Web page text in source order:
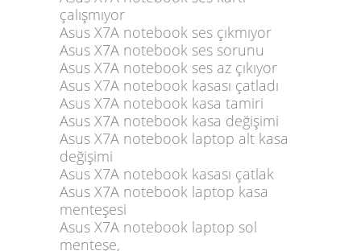
çalışmıyor
Asus X7A notebook ses çıkmıyor
Asus X7A notebook ses sorunu
Asus X7A notebook ses az çıkıyor
Asus X7A notebook kasası çatladı
Asus X7A notebook kasa tamiri
Asus X7A notebook kasa değişimi
Asus X7A notebook laptop alt kasa
değişimi
Asus X7A notebook kasası çatlak
Asus X7A notebook laptop kasa
menteşesi
Asus X7A notebook laptop sol
menteşe,